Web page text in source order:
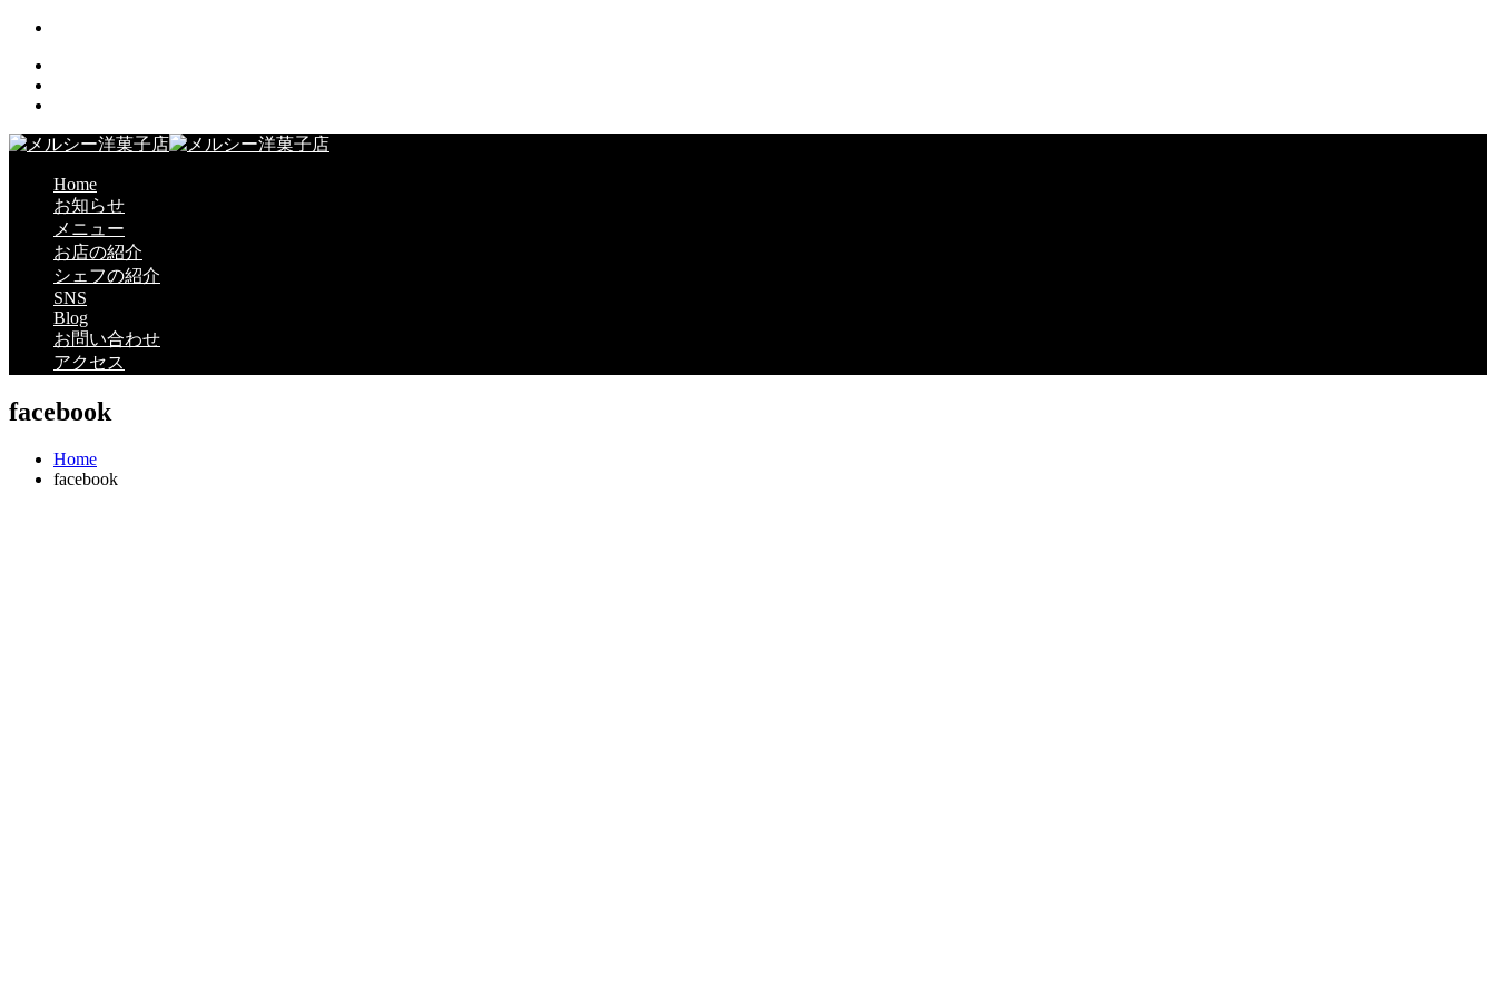
Home
お知らせ
メニュー
お店の紹介
シェフの紹介
SNS
Blog
お問い合わせ
アクセス
facebook
Home
facebook